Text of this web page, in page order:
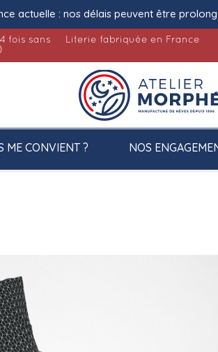
actuelle : nos délais peuvent être
fois sans
Literie fabriquée en France
ME CONVIENT ? NOS